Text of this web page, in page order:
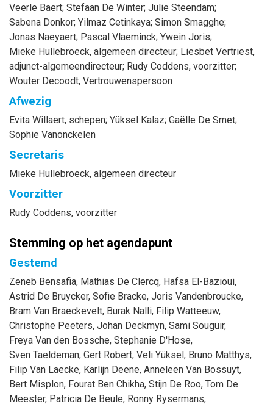
Veerle Baert; Stefaan De Winter; Julie Steendam;
Sabena Donkor; Yilmaz Cetinkaya; Simon Smagghe;
Jonas Naeyaert; Pascal Vlaeminck; Ywein Joris;
Mieke Hullebroeck, algemeen directeur; Liesbet Vertriest,
adjunct-algemeendirecteur; Rudy Coddens, voorzitter;
Wouter Decoodt, Vertrouwenspersoon
Afwezig
Evita Willaert, schepen; Yüksel Kalaz; Gaëlle De Smet;
Sophie Vanonckelen
Secretaris
Mieke Hullebroeck, algemeen directeur
Voorzitter
Rudy Coddens, voorzitter
Stemming op het agendapunt
Gestemd
Zeneb Bensafia, Mathias De Clercq, Hafsa El-Bazioui,
Astrid De Bruycker, Sofie Bracke, Joris Vandenbroucke,
Bram Van Braeckevelt, Burak Nalli, Filip Watteeuw,
Christophe Peeters, Johan Deckmyn, Sami Souguir,
Freya Van den Bossche, Stephanie D'Hose,
Sven Taeldeman, Gert Robert, Veli Yüksel, Bruno Matthys,
Filip Van Laecke, Karlijn Deene, Anneleen Van Bossuyt,
Bert Misplon, Fourat Ben Chikha, Stijn De Roo, Tom De
Meester, Patricia De Beule, Ronny Rysermans,